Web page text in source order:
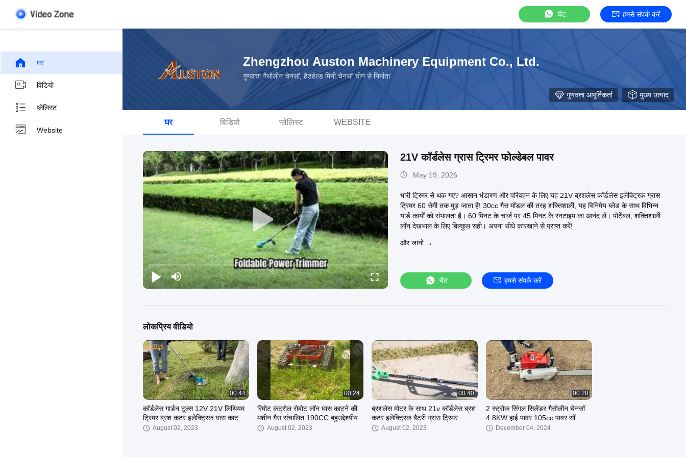
चैट हमसे संपर्क करें
घर
विडियो
प्लेलिस्ट
Website
Zhengzhou Auston Machinery Equipment Co., Ltd.
गुणवत्ता गैसोलीन चेनसॉ, हैंडहेल्ड मिनी चेनसॉ चीन से निर्माता
गुणवत्ता आपूर्तिकर्ता मुख्य उत्पाद
घर विडियो प्लेलिस्ट WEBSITE
21V कॉर्डलेस ग्रास ट्रिमर फोल्डेबल पावर
May 19, 2026
भारी ट्रिमर से थक गए? आसान भंडारण और परिवहन के लिए यह 21V ब्रशलेस कॉर्डलेस इलेक्ट्रिक ग्रास
ट्रिमर 60 सेमी तक मुड़ जाता है! 30cc गैस मॉडल की तरह शक्तिशाली, यह विनिमेय ब्लेड के साथ विभिन्न
यार्ड कार्यों को संभालता है। 60 मिनट के चार्ज पर 45 मिनट के रनटाइम का आनंद लें। पोर्टेबल, शक्तिशाली
लॉन देखभाल के लिए बिल्कुल सही। अपना सीधे कारखाने से प्राप्त करें!
और जानो →
चैट हमसे संपर्क करें
लोकप्रिय वीडियो
00:44
कॉर्डलेस गार्डन टूल्स 12V 21V लिथियम
ट्रिमर ब्रश कटर इलेक्ट्रिक घास काटने
की मशीन
August 02, 2023
00:24
रिमोट कंट्रोल रोबोट लॉन घास काटने की
मशीन गैस संचालित 190CC बहुउद्देश्यीय
August 02, 2023
00:40
ब्रशलेस मोटर के साथ 21v कॉर्डलेस ब्रश
कटर इलेक्ट्रिक बैटरी ग्रास ट्रिमर
August 02, 2023
00:28
2 स्ट्रोक सिंगल सिलेंडर गैसोलीन चेनसॉ
4.8KW हाई पावर 105cc पावर सॉ
December 04, 2024